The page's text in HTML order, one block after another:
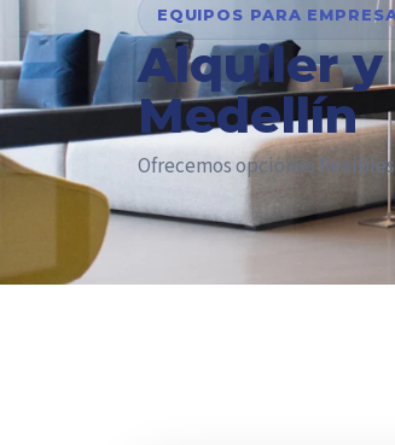
EQUIPOS PARA
Alquiler y
Medellín
Ofrecemos opciones